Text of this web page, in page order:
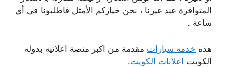
المتوافرة عند غيرنا ، نحن خياركم الأمثل فاطلبونا في أي
ساعة .
هذه خدمة سيارات مقدمة من اكبر منصة اعلانية بدولة
الكويت اعلانات الكويت.